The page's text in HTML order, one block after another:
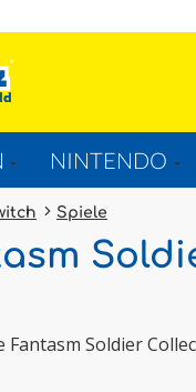
NINTENDO
Spiele